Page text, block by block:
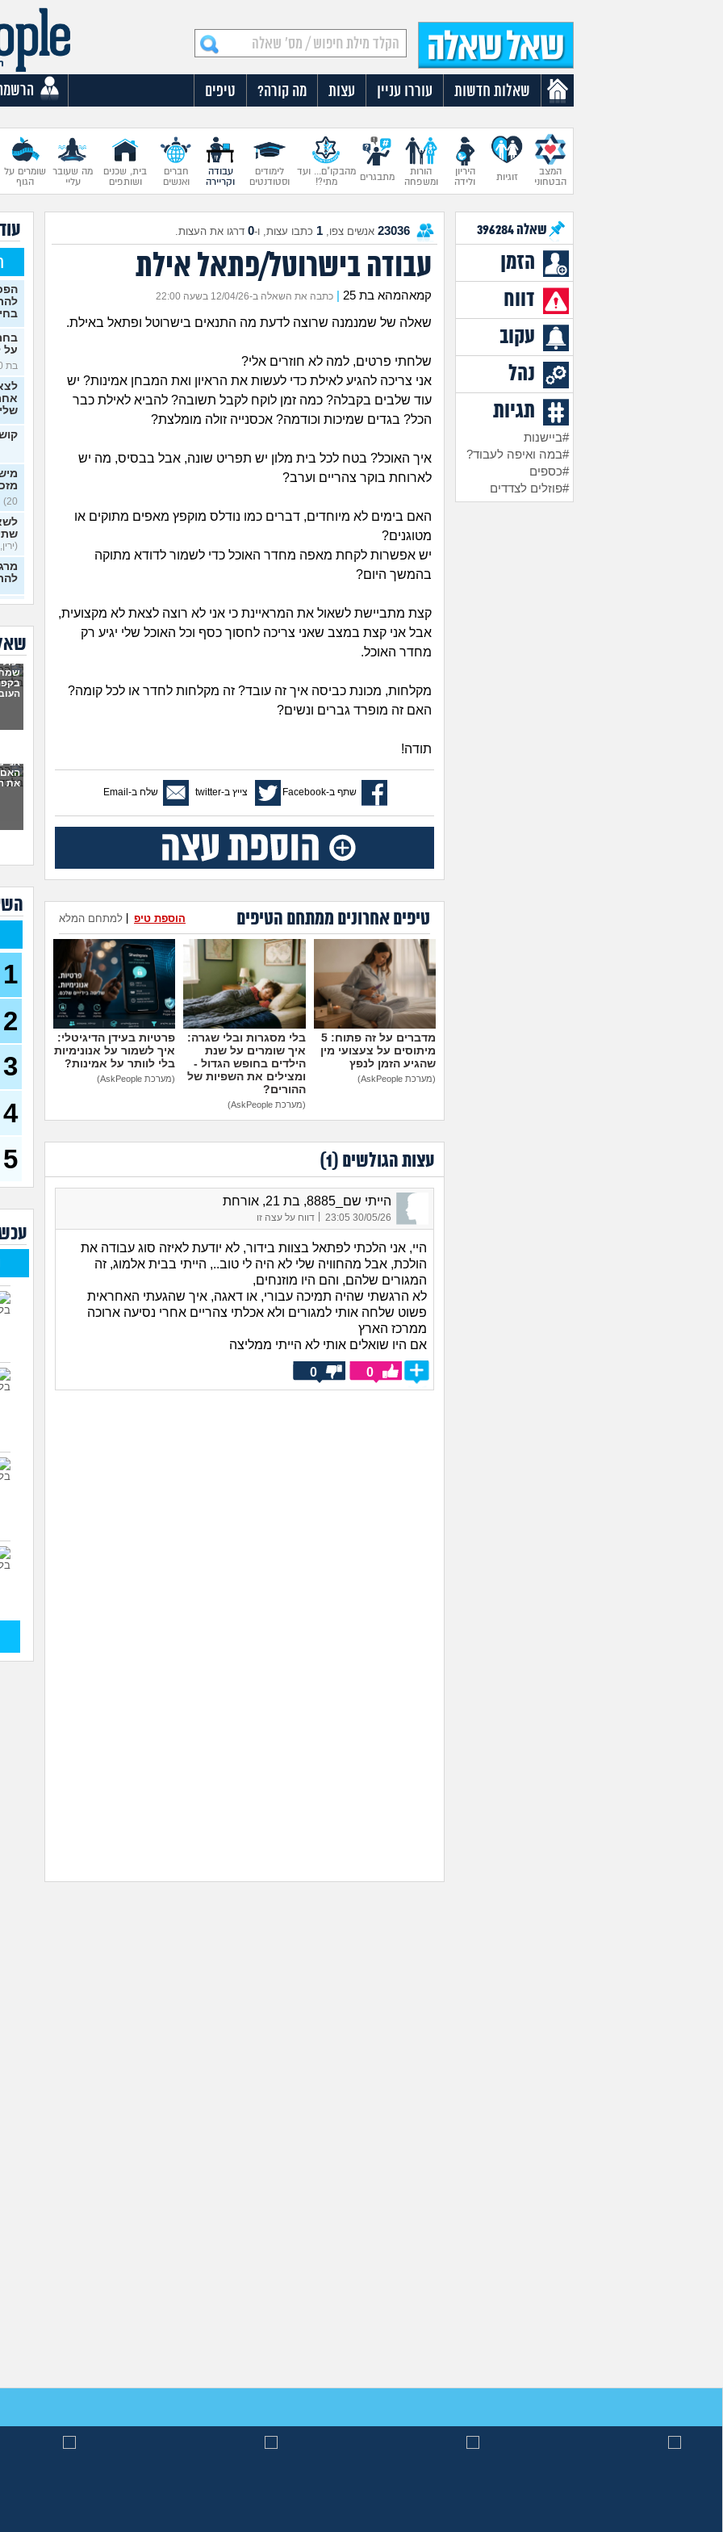
שאלות חדשות עוררו עניין עצות מה קורה? טיפים
המצב
הבטחוני
זוגיות
היריון
ולידה
הורות
ומשפחה
מתבגרים
מהבקו"ם... ועד
מתי?!
לימודים
וסטודנטים
עבודה
וקריירה
חברים
ואנשים
בית, שכנים
ושותפים
מה שעובר
עליי
שומרים על
הגוף
שאלה396284
הזמן
דווח
עקוב
נהל
תגיות
#ביישנות
#במה ואיפה לעבוד?
#כספים
#פוזלים לצדדים
23036 אנשים צפו, 1 כתבו עצות, ו-0 דרגו את העצות.
עבודה בישרוטל/פתאל אילת
קמאהמהא בת 25 כתבה את השאלה ב-12/04/26 בשעה 22:00
שאלה של שמנמנה שרוצה לדעת מה התנאים בישרוטל ופתאל באילת.
שלחתי פרטים, למה לא חוזרים אלי?
אני צריכה להגיע לאילת כדי לעשות את הראיון ואת המבחן אמינות? יש
עוד שלבים בקבלה? כמה זמן לוקח לקבל תשובה? להביא לאילת כבר
הכל? בגדים שמיכות וכודמה? אכסנייה זולה מומלצת?
איך האוכל? בטח לכל בית מלון יש תפריט שונה, אבל בבסיס, מה יש
לארוחת בוקר צהריים וערב?
האם בימים לא מיוחדים, דברים כמו נודלס מוקפץ מאפים מתוקים או
מטוגנים?
יש אפשרות לקחת מאפה מחדר האוכל כדי לשמור לדודא מתוקה
בהמשך היום?
קצת מתביישת לשאול את המראיינת כי אני לא רוצה לצאת לא מקצועית,
אבל אני קצת במצב שאני צריכה לחסוך כסף וכל האוכל שלי יגיע רק
מחדר האוכל.
מקלחות, מכונת כביסה איך זה עובד? זה מקלחות לחדר או לכל קומה?
האם זה מופרד גברים ונשים?
תודה!
שתף ב-Facebook צייץ ב-twitter שלח ב-Email
טיפים אחרונים ממתחם הטיפים למתחם המלא הוספת טיפ
מדברים על זה פתוח: 5
מיתוסים על צעצועי מין
שהגיע הזמן לנפץ
(מערכת AskPeople)
בלי מסגרות ובלי שגרה:
איך שומרים על שנת
הילדים בחופש הגדול -
ומצילים את השפיות של
ההורים?
(מערכת AskPeople)
פרטיות בעידן הדיגיטלי:
איך לשמור על אנונימיות
בלי לוותר על אמינות?
(מערכת AskPeople)
עצות הגולשים (1
)
הייתי שם_8885, בת 21, אורחת
30/05/26 23:05 דווח על עצה זו
היי, אני הלכתי לפתאל בצוות בידור, לא יודעת לאיזה סוג עבודה את
הולכת, אבל מהחוויה שלי לא היה לי טוב.., הייתי בבית אלמוג, זה
המגורים שלהם, והם היו מוזנחים,
לא הרגשתי שהיה תמיכה עבורי, או דאגה, איך שהגעתי האחראית
פשוט שלחה אותי למגורים ולא אכלתי צהריים אחרי נסיעה ארוכה
ממרכז הארץ
אם היו שואלים אותי לא הייתי ממליצה
0
0
על
בת 30)
20)
(ירין,
20)
23)
22)
26)
אני
את
1
2
3
4
5